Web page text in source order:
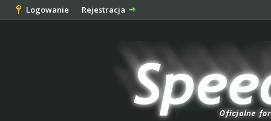
Logowanie Rejestracja